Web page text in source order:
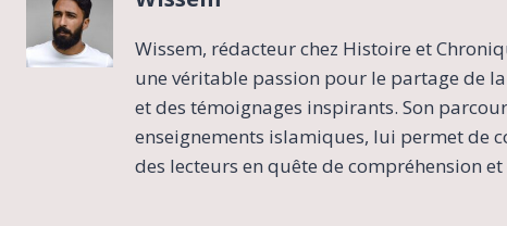
Wissem, rédacteur chez Histoire et
une véritable passion pour le partage de
et des témoignages inspirants. Son
enseignements islamiques, lui permet de
des lecteurs en quête de compréhension